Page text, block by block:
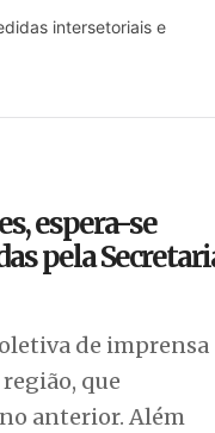
intersetoriais e
espera-se
pela
de imprensa
que
anterior. Além